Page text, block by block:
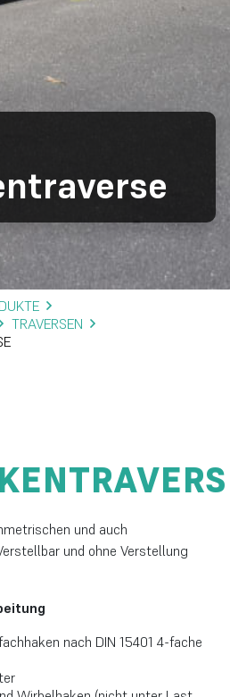
TRAVERSEN
und auch
und ohne Verstellung
nach DIN 15401 4-fache